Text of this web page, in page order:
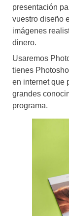
presentación
vuestro diseño
imágenes
dinero.
Usaremos
tienes
en internet que
grandes
programa.